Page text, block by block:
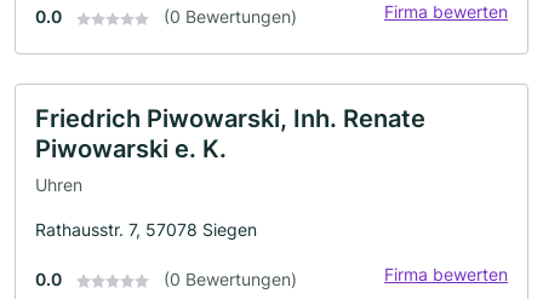
0.0 (0 Bewertungen) Firma bewerten
Friedrich Piwowarski, Inh. Renate
Piwowarski e. K.
Uhren
Rathausstr. 7, 57078 Siegen
0.0 (0 Bewertungen) Firma bewerten